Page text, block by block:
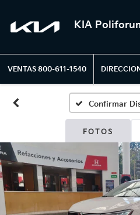
KIA
VENTAS 800-611-1540
Confirmar
FOTOS